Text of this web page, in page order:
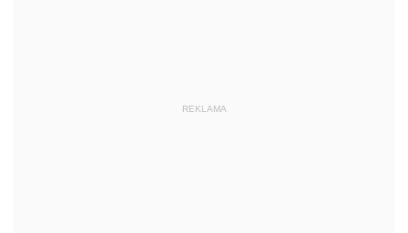
REKLAMA